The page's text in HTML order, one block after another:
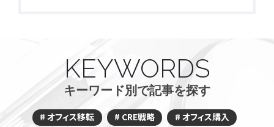
キーワード別で記事を探す
KEYWORDS
オフィス移転 CRE戦略
オフィス購入